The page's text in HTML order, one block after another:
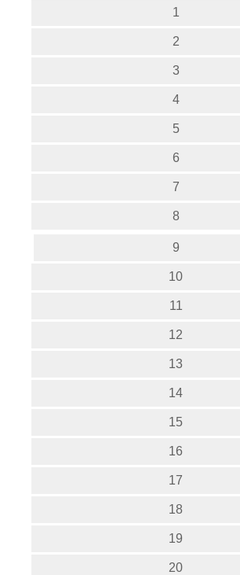
1
2
3
4
5
6
7
8
9
10
11
12
13
14
15
16
17
18
19
20